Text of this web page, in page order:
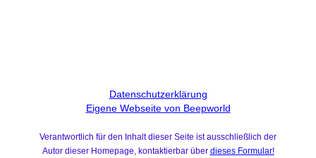
Datenschutzerklärung
Eigene Webseite von Beepworld
Verantwortlich für den Inhalt dieser Seite ist ausschließlich der
Autor dieser Homepage, kontaktierbar über dieses Formular!